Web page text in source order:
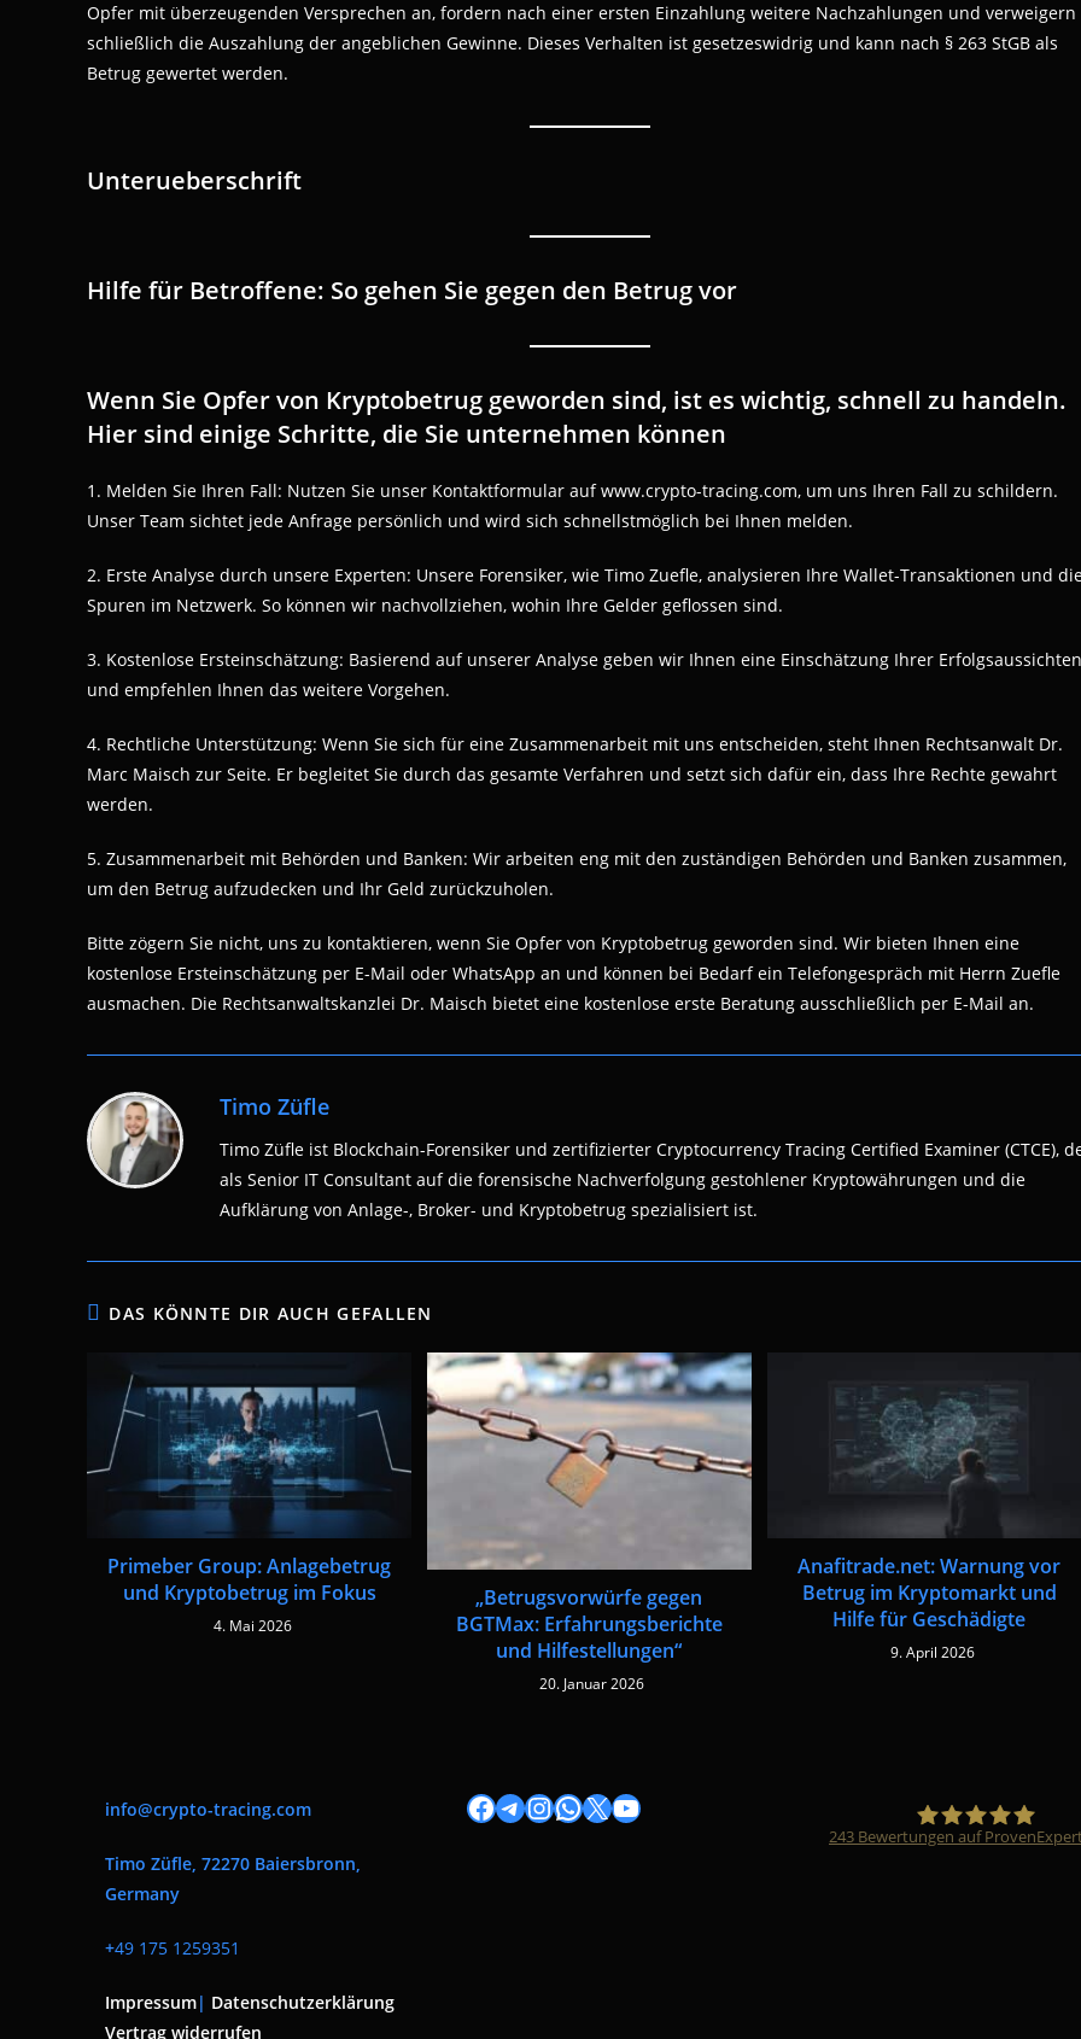
Opfer mit überzeugenden Versprechen an, fordern nach einer ersten Einzahlung weitere Nachzahlungen und verweigern
schließlich die Auszahlung der angeblichen Gewinne. Dieses Verhalten ist gesetzeswidrig und kann nach § 263 StGB als
Betrug gewertet werden.
Unterueberschrift
Hilfe für Betroffene: So gehen Sie gegen den Betrug vor
Wenn Sie Opfer von Kryptobetrug geworden sind, ist es wichtig, schnell zu handeln.
Hier sind einige Schritte, die Sie unternehmen können
1. Melden Sie Ihren Fall: Nutzen Sie unser Kontaktformular auf www.crypto-tracing.com, um uns Ihren Fall zu schildern.
Unser Team sichtet jede Anfrage persönlich und wird sich schnellstmöglich bei Ihnen melden.
2. Erste Analyse durch unsere Experten: Unsere Forensiker, wie Timo Zuefle, analysieren Ihre Wallet-Transaktionen und
Spuren im Netzwerk. So können wir nachvollziehen, wohin Ihre Gelder geflossen sind.
3. Kostenlose Ersteinschätzung: Basierend auf unserer Analyse geben wir Ihnen eine Einschätzung Ihrer Erfolgsaussichten
und empfehlen Ihnen das weitere Vorgehen.
4. Rechtliche Unterstützung: Wenn Sie sich für eine Zusammenarbeit mit uns entscheiden, steht Ihnen Rechtsanwalt Dr.
Marc Maisch zur Seite. Er begleitet Sie durch das gesamte Verfahren und setzt sich dafür ein, dass Ihre Rechte gewahrt
werden.
5. Zusammenarbeit mit Behörden und Banken: Wir arbeiten eng mit den zuständigen Behörden und Banken zusammen,
um den Betrug aufzudecken und Ihr Geld zurückzuholen.
Bitte zögern Sie nicht, uns zu kontaktieren, wenn Sie Opfer von Kryptobetrug geworden sind. Wir bieten Ihnen eine
kostenlose Ersteinschätzung per E-Mail oder WhatsApp an und können bei Bedarf ein Telefongespräch mit Herrn Zuefle
ausmachen. Die Rechtsanwaltskanzlei Dr. Maisch bietet eine kostenlose erste Beratung ausschließlich per E-Mail an.
Timo Züfle
Timo Züfle ist Blockchain-Forensiker und zertifizierter Cryptocurrency Tracing Certified Examiner (CTCE),
als Senior IT Consultant auf die forensische Nachverfolgung gestohlener Kryptowährungen und die
Aufklärung von Anlage-, Broker- und Kryptobetrug spezialisiert ist.
DAS KÖNNTE DIR AUCH GEFALLEN
Primeber Group: Anlagebetrug
und Kryptobetrug im Fokus
4. Mai 2026
„Betrugsvorwürfe gegen
BGTMax: Erfahrungsberichte
und Hilfestellungen“
20. Januar 2026
Anafitrade.net: Warnung vor
Betrug im Kryptomarkt und
Hilfe für Geschädigte
9. April 2026
info@crypto-tracing.com
Timo Züfle, 72270 Baiersbronn,
Germany
+49 175 1259351
Impressum| Datenschutzerklärung
Vertrag widerrufen
Facebook
Telegram
Instagram
WhatsApp
X YouTube
243 Bewertungen auf